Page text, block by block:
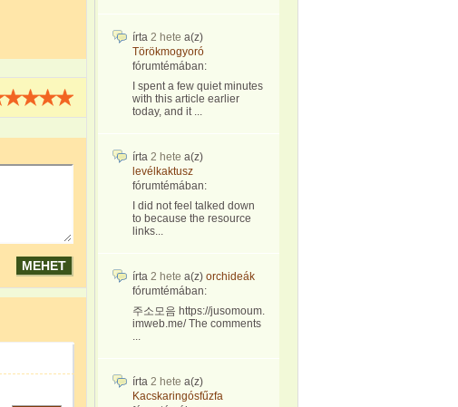
írta 2 hete a(z)
Törökmogyoró
fórumtémában:
I spent a few quiet minutes
with this article earlier
today, and it ...
írta 2 hete a(z)
levélkaktusz
fórumtémában:
I did not feel talked down
to because the resource
links...
írta 2 hete a(z) orchideák
fórumtémában:
주소모음 https://jusomoum.
imweb.me/ The comments
...
írta 2 hete a(z)
Kacskaringósfűzfa